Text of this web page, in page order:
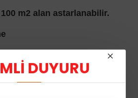
DUYURU
m2 alan astarlanabilir.